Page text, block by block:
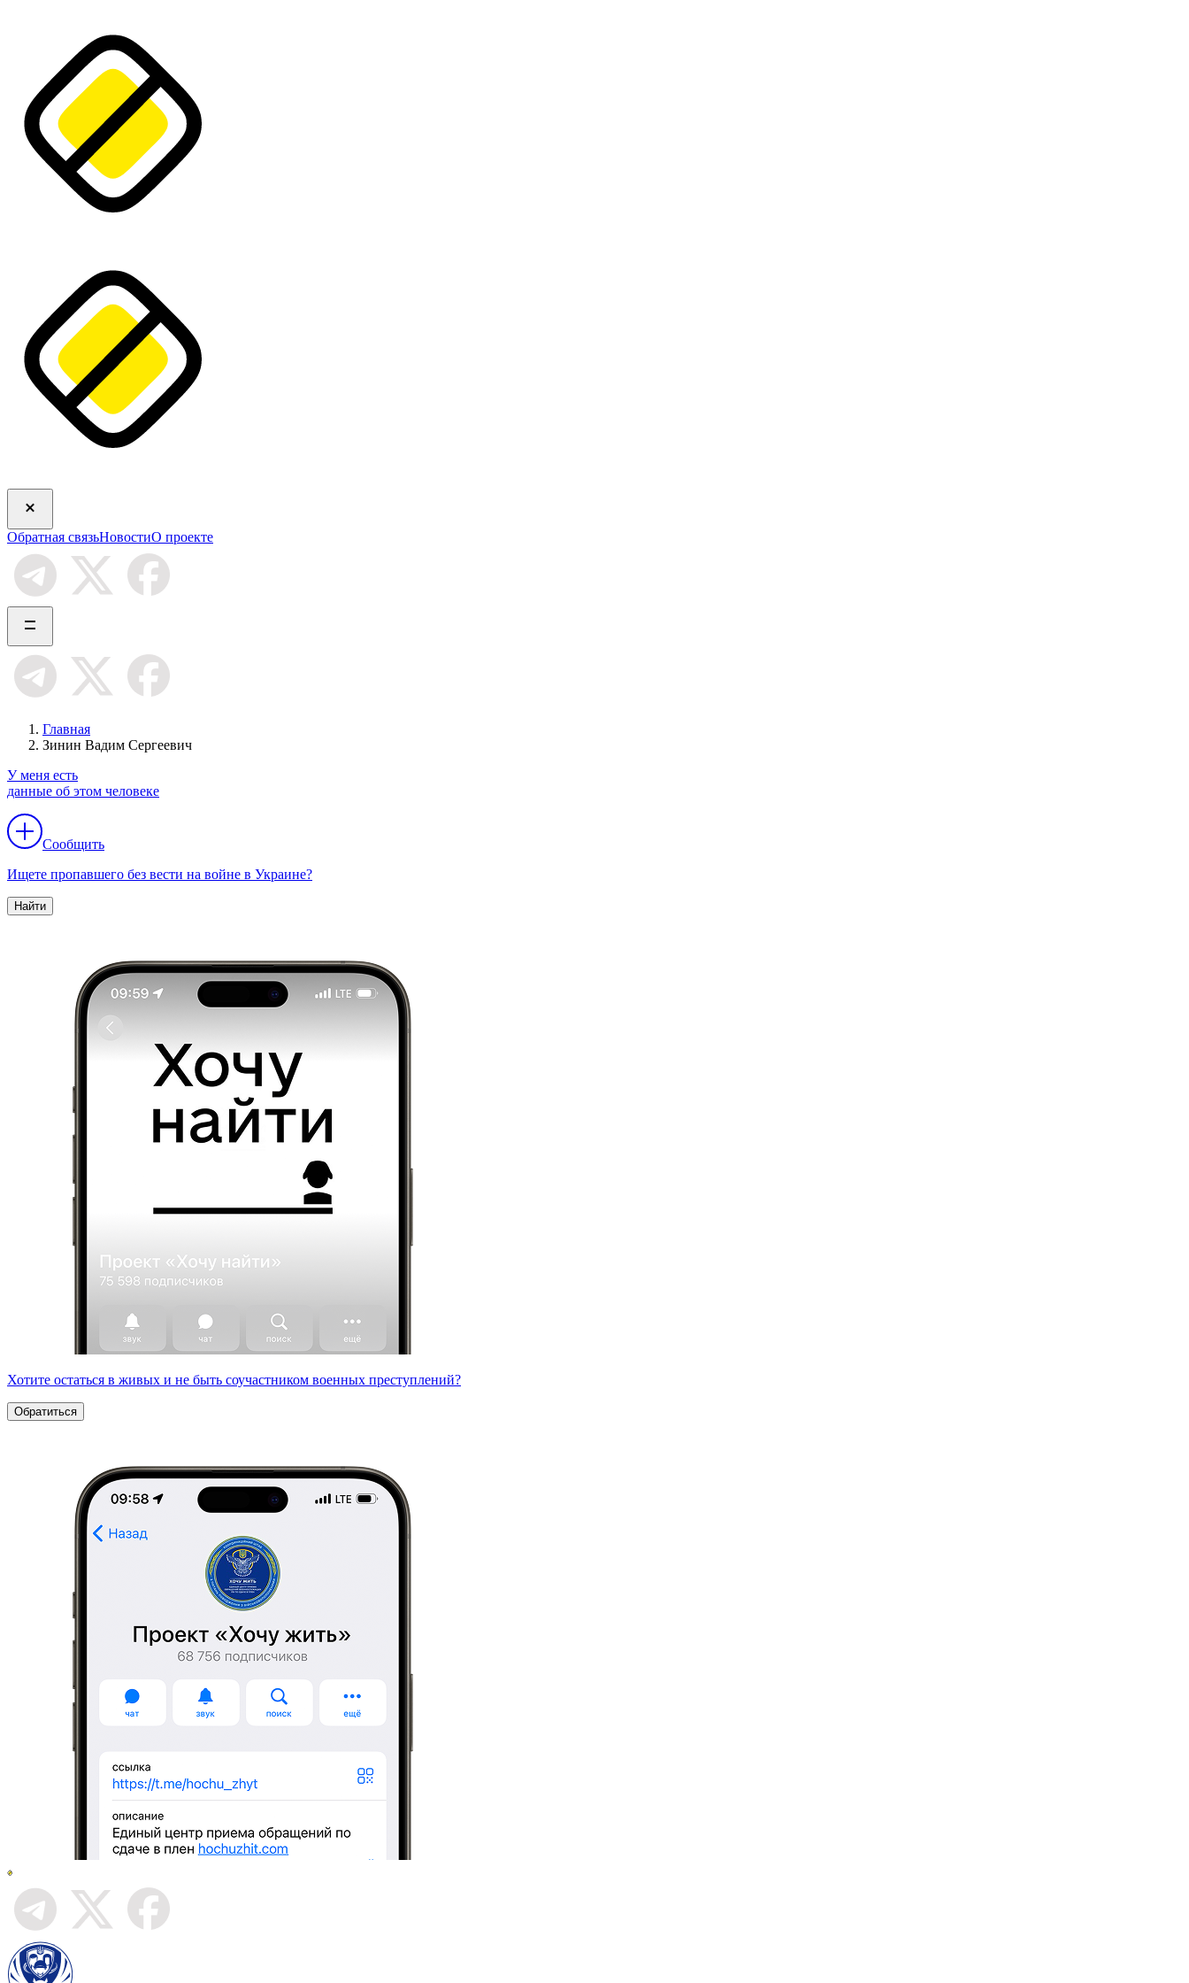
Обратная связьНовостиО проекте
Главная
Зинин Вадим Сергеевич
У меня есть
данные об этом человеке
Сообщить
Ищете пропавшего без вести на войне в Украине?
Найти
Хотите остаться в живых и не быть соучастником военных преступлений?
Обратиться